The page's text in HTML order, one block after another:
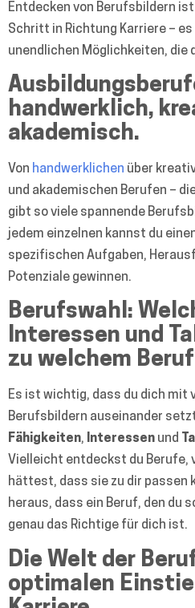
Entdecken von Berufsbildern
Schritt in Richtung Karriere –
unendlichen Möglichkeiten,
handwerklich,
akademisch.
Von handwerklichen über
und akademischen Berufen –
gibt so viele spannende
jedem einzelnen kannst du
spezifischen Aufgaben,
Potenziale gewinnen.
Berufswahl:
Interessen und
zu welchem
Es ist wichtig, dass du dich mit
Berufsbildern auseinander
Fähigkeiten, Interessen und
Vielleicht entdeckst du Berufe,
hättest, dass sie zu dir passen
heraus, dass ein Beruf, den du
genau das Richtige für dich ist.
Die Welt der
optimalen